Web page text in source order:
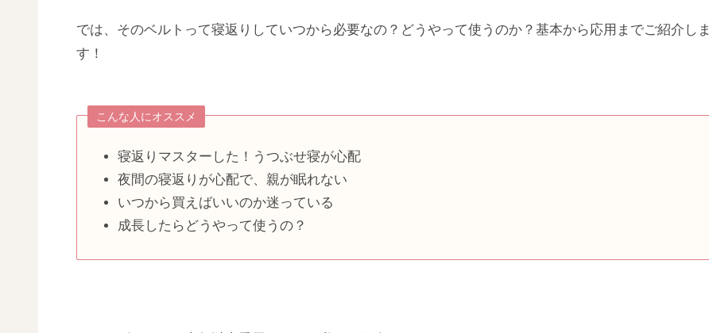
では、そのベルトって寝返りしていつから必要なの？どうやって使うのか？基本から応用までご紹介しま
す！
こんな人にオススメ
寝返りマスターした！うつぶせ寝が心配
夜間の寝返りが心配で、親が眠れない
いつから買えばいいのか迷っている
成長したらどうやって使うの？